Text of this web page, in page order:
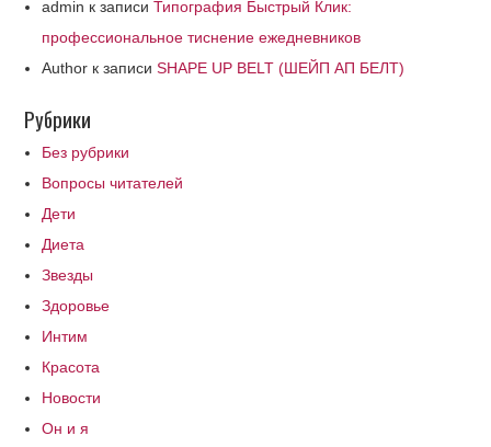
admin к записиТипография Быстрый Клик:
профессиональное тиснение ежедневников
Author к записиSHAPE UP BELT (ШЕЙП АП БЕЛТ)
Рубрики
Без рубрики
Вопросы читателей
Дети
Диета
Звезды
Здоровье
Интим
Красота
Новости
Он и я